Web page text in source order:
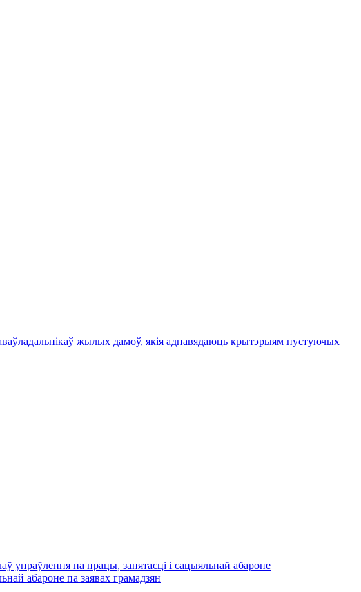
жылых дамоў, якія адпавядаюць крытэрыям пустуючых
упраўлення па працы, занятасці і сацыяльнай абароне
абароне па заявах грамадзян